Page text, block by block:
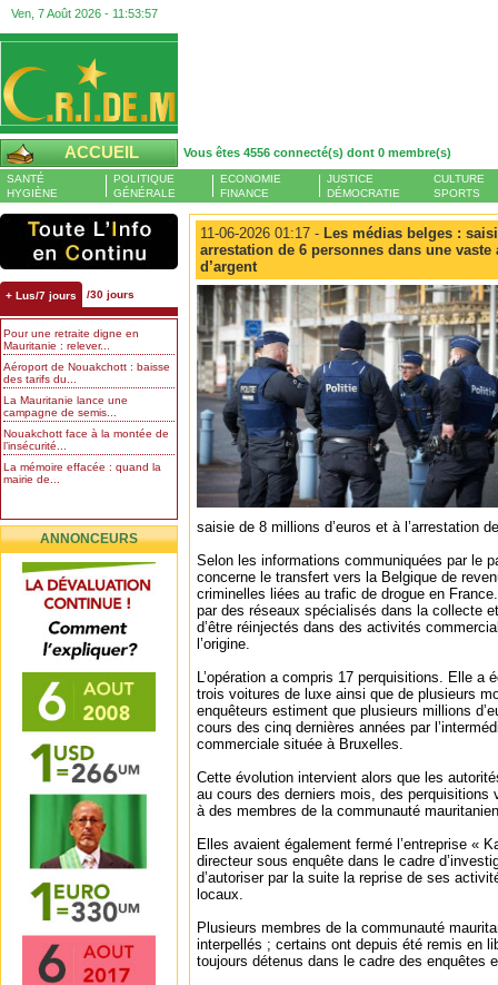
Ven, 7 Août 2026 - 11:53:58
ACCUEIL Vous êtes 4556 connecté(s) dont 0 membre(s)
SANTÉ
HYGIÈNE
POLITIQUE
GÉNÉRALE
ECONOMIE
FINANCE
JUSTICE
DÉMOCRATIE
CULTURE
SPORTS
+ Lus/7 jours /30 jours
Pour une retraite digne en
Mauritanie : relever...
Aéroport de Nouakchott : baisse
des tarifs du...
La Mauritanie lance une
campagne de semis...
Nouakchott face à la montée de
l’insécurité...
La mémoire effacée : quand la
mairie de...
ANNONCEURS
11-06-2026 01:17 - Les médias belges :
arrestation de 6 personnes dans une
d’argent
saisie de 8 millions d’euros et à l’arrestation
Selon les informations communiquées par le
concerne le transfert vers la Belgique de
criminelles liées au trafic de drogue en
par des réseaux spécialisés dans la collecte
d’être réinjectés dans des activités
l’origine.
L’opération a compris 17 perquisitions. Elle a
trois voitures de luxe ainsi que de plusieurs
enquêteurs estiment que plusieurs millions
cours des cinq dernières années par
commerciale située à Bruxelles.
Cette évolution intervient alors que les
au cours des derniers mois, des perquisitions
à des membres de la communauté
Elles avaient également fermé l’entreprise «
directeur sous enquête dans le cadre
d’autoriser par la suite la reprise de ses
locaux.
Plusieurs membres de la communauté
interpellés ; certains ont depuis été remis en
toujours détenus dans le cadre des enquêtes